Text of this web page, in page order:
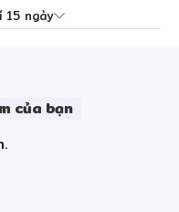
15 ngày
của bạn